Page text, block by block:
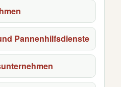
Pannenhilfsdienste